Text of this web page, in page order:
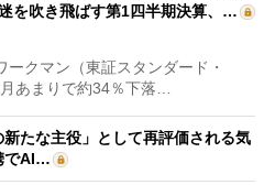
を吹き飛ばす第1四半期決算、…
クマン（東証スタンダード・
あまりで約34％下落…
たな主役」として再評価される気
でAI…